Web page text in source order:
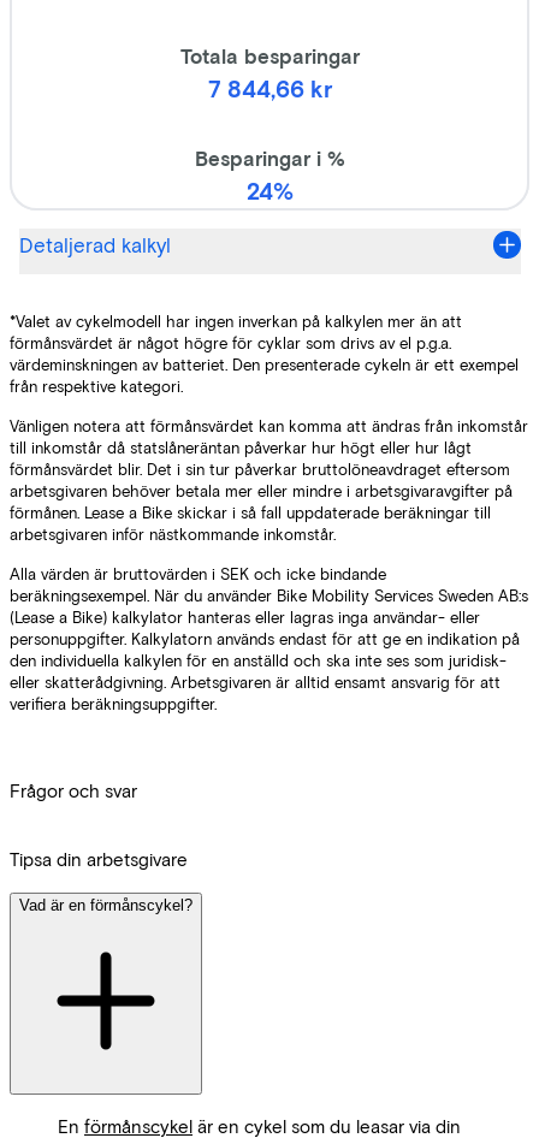
Frågor och svar
Tipsa din arbetsgivare
Vad är en förmånscykel?
En förmånscykel är en cykel som du leasar via din